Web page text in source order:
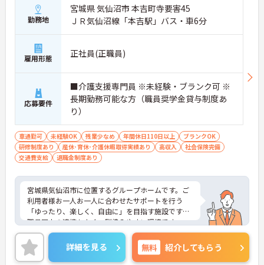
勤務地
宮城県 気仙沼市 本吉町寺要害45
ＪＲ気仙沼線「本吉駅」バス・車6分
雇用形態 正社員(正職員)
応募要件
■介護支援専門員 ※未経験・ブランク可 ※
長期勤務可能な方（職員奨学金貸与制度あ
り）
車通勤可 未経験OK 残業少なめ 年間休日110日以上
ブランクOK
研修制度あり
産休･育休･介護休暇取得実績あり 高収入
社会保険完備
交通費支給
退職金制度あり
宮城県気仙沼市に位置するグループホームです。ご
利用者様お一人お一人に合わせたサポートを行う
「ゆったり、楽しく、自由に」を目指す施設です。
職員同士の連携もよく、馴染みやすい環境です。
ブランクや実務経験が無い方でも丁寧な研修がある
ので安心して就業することができます！
ご興味ある方には、面接対策ポイントなど、さらに
詳細を見る 無料 紹介してもらう